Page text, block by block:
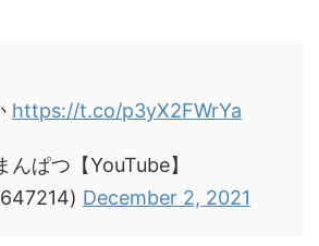
https://t.co/p3yX2FWrYa
ぱつ【YouTube】
December 2, 2021